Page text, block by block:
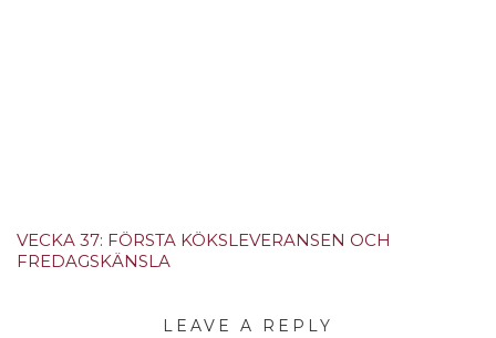
VECKA 37: FÖRSTA KÖKSLEVERANSEN OCH
FREDAGSKÄNSLA
LEAVE A REPLY